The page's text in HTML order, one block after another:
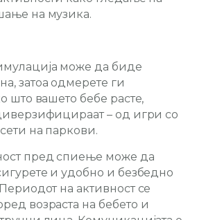
на музика.
може да биде
затоа одмерете ги
што вашето бебе расте,
– од игри со
на паркови.
пред спиење може да
и удобно и безбедно
на активност се
возраста на бебето и